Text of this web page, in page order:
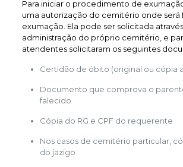
Para iniciar o procedimento de
uma autorização do cemitério onde será
exumação. Ela pode ser solicitada
administração do próprio cemitério, e
atendentes solicitaram os seguintes
Certidão de óbito (original ou cópia
Documento que comprova o
falecido
Cópia do RG e CPF do requerente
Nos casos de cemitério particular,
do jazigo